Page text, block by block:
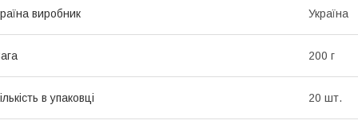
виробник Україна
200 г
в упаковці 20 шт.